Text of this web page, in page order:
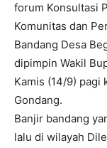
forum Konsultasi
Komunitas dan
Bandang Desa
dipimpin Wakil
Kamis (14/9) pagi
Gondang.
Banjir bandang
lalu di wilayah